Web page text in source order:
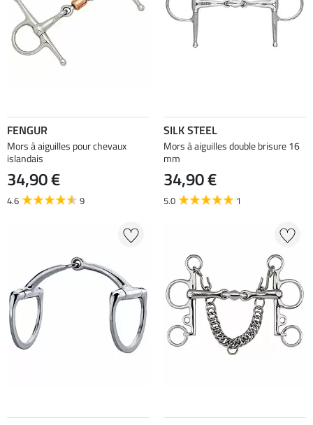
FENGUR
Mors à aiguilles pour chevaux
islandais
34,90 €
4.6 9
SILK STEEL
Mors à aiguilles double brisure 16
mm
34,90 €
5.0 1